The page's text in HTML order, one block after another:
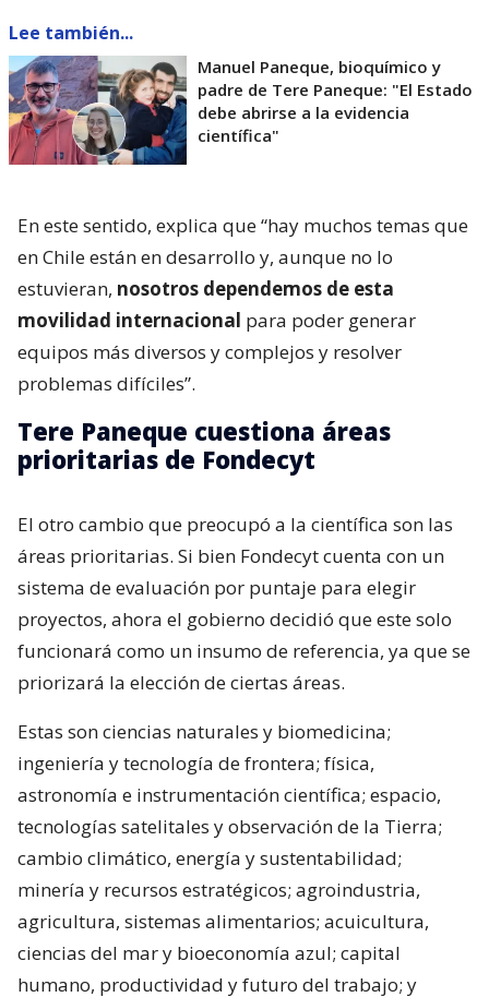
Lee también...
Manuel Paneque, bioquímico y
padre de Tere Paneque: "El Estado
debe abrirse a la evidencia
científica"
En este sentido, explica que “hay muchos temas que
en Chile están en desarrollo y, aunque no lo
estuvieran, nosotros dependemos de esta
movilidad internacional para poder generar
equipos más diversos y complejos y resolver
problemas difíciles”.
Tere Paneque cuestiona áreas
prioritarias de Fondecyt
El otro cambio que preocupó a la científica son las
áreas prioritarias. Si bien Fondecyt cuenta con un
sistema de evaluación por puntaje para elegir
proyectos, ahora el gobierno decidió que este solo
funcionará como un insumo de referencia, ya que se
priorizará la elección de ciertas áreas.
Estas son ciencias naturales y biomedicina;
ingeniería y tecnología de frontera; física,
astronomía e instrumentación científica; espacio,
tecnologías satelitales y observación de la Tierra;
cambio climático, energía y sustentabilidad;
minería y recursos estratégicos; agroindustria,
agricultura, sistemas alimentarios; acuicultura,
ciencias del mar y bioeconomía azul; capital
humano, productividad y futuro del trabajo; y